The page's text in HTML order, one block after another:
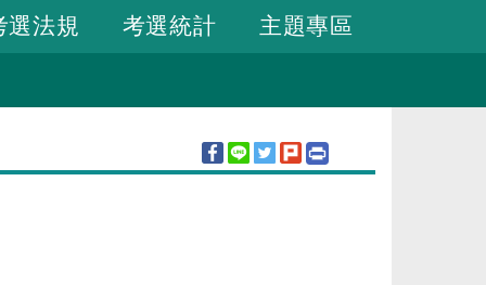
選法規 考選統計 主題專區